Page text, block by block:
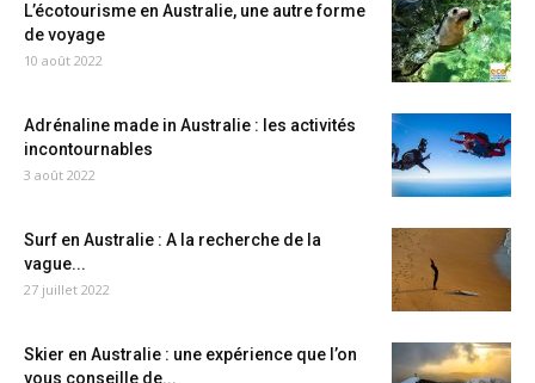
L’écotourisme en Australie, une autre forme
de voyage
10 août 2022
Adrénaline made in Australie : les activités
incontournables
3 août 2022
Surf en Australie : A la recherche de la
vague...
27 juillet 2022
Skier en Australie : une expérience que l’on
vous conseille de...